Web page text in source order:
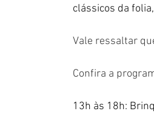
clássicos da
Vale ressaltar
Confira a
13h às 18h: